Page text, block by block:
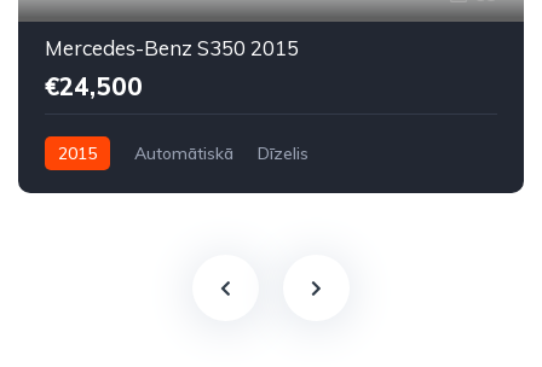
Mercedes-Benz S350 2015
€24,500
2015 Automātiskā
Dīzelis